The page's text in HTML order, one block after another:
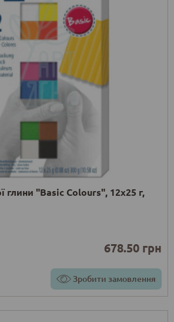
глини "Basic Colours", 12х25 г,
678.50 грн
Зробити замовлення